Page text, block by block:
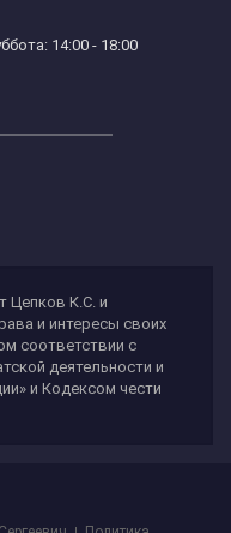
14:00 - 18:00
Цепков К.С. и
и интересы своих
соответствии с
деятельности и
и Кодексом чести